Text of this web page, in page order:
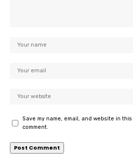
Save my name, email, and website in
comment.